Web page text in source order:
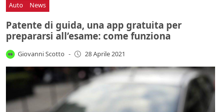
Auto News
Patente di guida, una app gratuita per
prepararsi all’esame: come funziona
Giovanni Scotto - 28 Aprile 2021